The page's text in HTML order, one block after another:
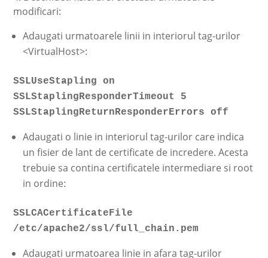
modificari:
Adaugati urmatoarele linii in interiorul tag-urilor
<VirtualHost>:
SSLUseStapling on
SSLStaplingResponderTimeout 5
SSLStaplingReturnResponderErrors off
Adaugati o linie in interiorul tag-urilor care indica
un fisier de lant de certificate de incredere. Acesta
trebuie sa contina certificatele intermediare si root
in ordine:
SSLCACertificateFile
/etc/apache2/ssl/full_chain.pem
Adaugati urmatoarea linie in afara tag-urilor